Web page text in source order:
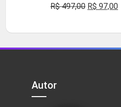
Avaliação
5
R$497,00 O
original
era:
R$ 97,00O
Autor